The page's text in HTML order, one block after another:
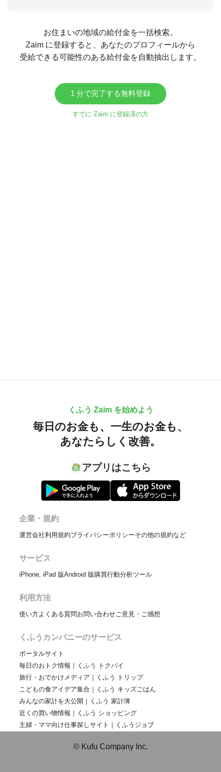
お住まいの地域の給付金を一括検索。
Zaim に登録すると、あなたのプロフィールから
受給できる可能性のある給付金を自動抽出します。
1 分で完了する無料登録
すでに Zaim に登録済の方
くふう Zaim を始めよう
毎日のお金も、 一生のお金も、
あなたらしく改善。
アプリはこちら
企業・規約
運営会社利用規約プライバシーポリシーその他の規約など
サービス
iPhone, iPad 版Android 版購買行動分析ツール
利用方法
使い方よくある質問お問い合わせ ご意見・ご感想
くふうカンパニーのサービス
ポータルサイト
毎日のおトク情報｜くふう トクバイ
旅行・おでかけメディア｜くふう トリップ
こどもの食アイデア集合｜くふう キッズごはん
みんなの家計を大公開｜くふう 家計簿
近くの買い物情報｜くふう ショッピング
主婦・ママ向け仕事探しサイト｜くふうジョブ
© Kufu Company Inc.